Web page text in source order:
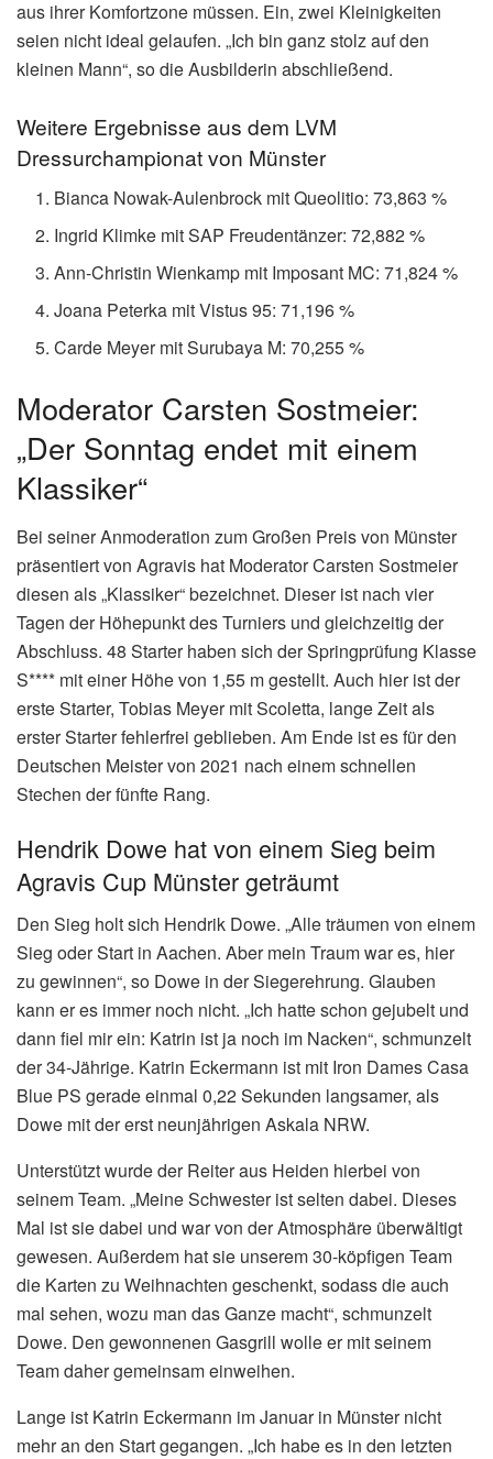
aus ihrer Komfortzone müssen. Ein, zwei Kleinigkeiten
seien nicht ideal gelaufen. „Ich bin ganz stolz auf den
kleinen Mann“, so die Ausbilderin abschließend.
Weitere Ergebnisse aus dem LVM
Dressurchampionat von Münster
Bianca Nowak-Aulenbrock mit Queolitio: 73,863 %
Ingrid Klimke mit SAP Freudentänzer: 72,882 %
Ann-Christin Wienkamp mit Imposant MC: 71,824 %
Joana Peterka mit Vistus 95: 71,196 %
Carde Meyer mit Surubaya M: 70,255 %
Moderator Carsten Sostmeier:
„Der Sonntag endet mit einem
Klassiker“
Bei seiner Anmoderation zum Großen Preis von Münster
präsentiert von Agravis hat Moderator Carsten Sostmeier
diesen als „Klassiker“ bezeichnet. Dieser ist nach vier
Tagen der Höhepunkt des Turniers und gleichzeitig der
Abschluss. 48 Starter haben sich der Springprüfung Klasse
S**** mit einer Höhe von 1,55 m gestellt. Auch hier ist der
erste Starter, Tobias Meyer mit Scoletta, lange Zeit als
erster Starter fehlerfrei geblieben. Am Ende ist es für den
Deutschen Meister von 2021 nach einem schnellen
Stechen der fünfte Rang.
Hendrik Dowe hat von einem Sieg beim
Agravis Cup Münster geträumt
Den Sieg holt sich Hendrik Dowe. „Alle träumen von einem
Sieg oder Start in Aachen. Aber mein Traum war es, hier
zu gewinnen“, so Dowe in der Siegerehrung. Glauben
kann er es immer noch nicht. „Ich hatte schon gejubelt und
dann fiel mir ein: Katrin ist ja noch im Nacken“, schmunzelt
der 34-Jährige. Katrin Eckermann ist mit Iron Dames Casa
Blue PS gerade einmal 0,22 Sekunden langsamer, als
Dowe mit der erst neunjährigen Askala NRW.
Unterstützt wurde der Reiter aus Heiden hierbei von
seinem Team. „Meine Schwester ist selten dabei. Dieses
Mal ist sie dabei und war von der Atmosphäre überwältigt
gewesen. Außerdem hat sie unserem 30-köpfigen Team
die Karten zu Weihnachten geschenkt, sodass die auch
mal sehen, wozu man das Ganze macht“, schmunzelt
Dowe. Den gewonnenen Gasgrill wolle er mit seinem
Team daher gemeinsam einweihen.
Lange ist Katrin Eckermann im Januar in Münster nicht
mehr an den Start gegangen. „Ich habe es in den letzten